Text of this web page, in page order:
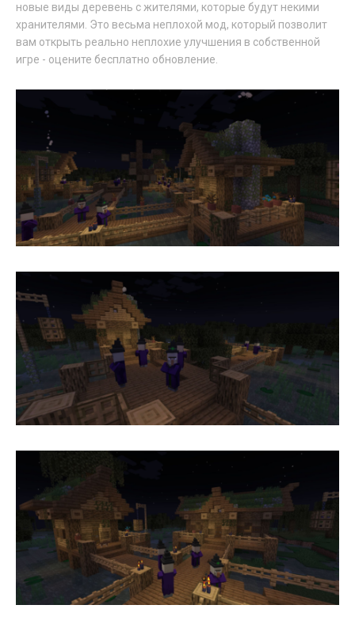
новые виды деревень с жителями, которые будут некими
хранителями. Это весьма неплохой мод, который позволит
вам открыть реально неплохие улучшения в собственной
игре - оцените бесплатно обновление.